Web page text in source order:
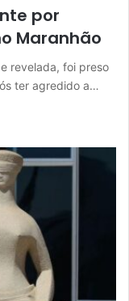
por
Maranhão
revelada, foi preso
ter agredido a…